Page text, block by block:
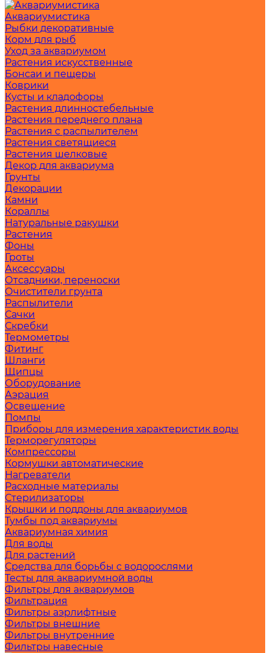
Аквариумистика
Рыбки декоративные
Корм для рыб
Уход за аквариумом
Растения искусственные
Бонсаи и пещеры
Коврики
Кусты и кладофоры
Растения длинностебельные
Растения переднего плана
Растения с распылителем
Растения светящиеся
Растения шелковые
Декор для аквариума
Грунты
Декорации
Камни
Кораллы
Натуральные ракушки
Растения
Фоны
Гроты
Аксессуары
Отсадники, переноски
Очистители грунта
Распылители
Сачки
Скребки
Термометры
Фитинг
Шланги
Щипцы
Оборудование
Аэрация
Освещение
Помпы
Приборы для измерения характеристик воды
Терморегуляторы
Компрессоры
Кормушки автоматические
Нагреватели
Расходные материалы
Стерилизаторы
Крышки и поддоны для аквариумов
Тумбы под аквариумы
Аквариумная химия
Для воды
Для растений
Средства для борьбы с водорослями
Тесты для аквариумной воды
Фильтры для аквариумов
Фильтрация
Фильтры аэрлифтные
Фильтры внешние
Фильтры внутренние
Фильтры навесные